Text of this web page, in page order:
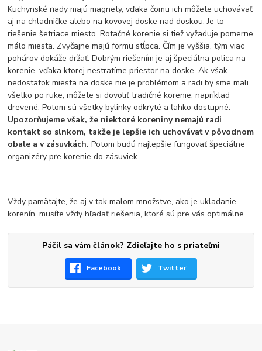
Kuchynské riady majú magnety, vďaka čomu ich môžete uchovávať
aj na chladničke alebo na kovovej doske nad doskou. Je to
riešenie šetriace miesto. Rotačné korenie si tiež vyžaduje pomerne
málo miesta. Zvyčajne majú formu stĺpca. Čím je vyššia, tým viac
pohárov dokáže držať. Dobrým riešením je aj špeciálna polica na
korenie, vďaka ktorej nestratíme priestor na doske. Ak však
nedostatok miesta na doske nie je problémom a radi by sme mali
všetko po ruke, môžete si dovoliť tradičné korenie, napríklad
drevené. Potom sú všetky bylinky odkryté a ľahko dostupné.
Upozorňujeme však, že niektoré koreniny nemajú radi
kontakt so slnkom, takže je lepšie ich uchovávať v pôvodnom
obale a v zásuvkách.Potom budú najlepšie fungovať špeciálne
organizéry pre korenie do zásuviek.
Vždy pamätajte, že aj v tak malom množstve, ako je ukladanie
korenín, musíte vždy hľadať riešenia, ktoré sú pre vás optimálne.
Páčil sa vám článok? Zdieľajte ho s priateľmi
Facebook Twitter